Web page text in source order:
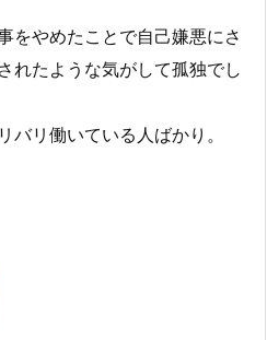
をやめたことで自己嫌悪にさ
れたような気がして孤独でし
リ働いている人ばかり。